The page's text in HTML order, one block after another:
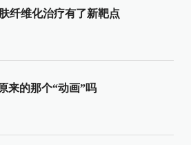
纤维化治疗有了新靶点
来的那个“动画”吗